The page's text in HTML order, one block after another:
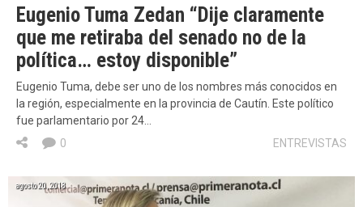
Eugenio Tuma Zedan “Dije claramente
que me retiraba del senado no de la
política… estoy disponible”
Eugenio Tuma, debe ser uno de los nombres más conocidos en
la región, especialmente en la provincia de Cautín. Este político
fue parlamentario por 24…
ENTREVISTAS
0
agosto 20, 2018